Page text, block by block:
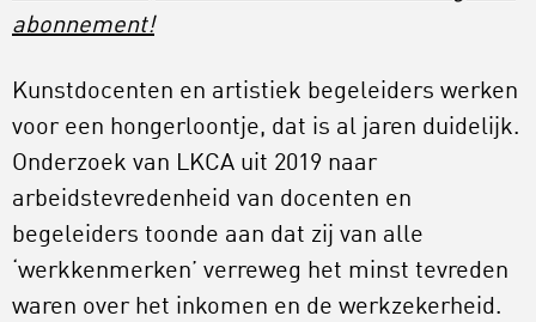
abonnement!
Kunstdocenten en artistiek begeleiders werken
voor een hongerloontje, dat is al jaren duidelijk.
Onderzoek van LKCA uit 2019 naar
arbeidstevredenheid van docenten en
begeleiders toonde aan dat zij van alle
‘werkkenmerken’ verreweg het minst tevreden
waren over het inkomen en de werkzekerheid.